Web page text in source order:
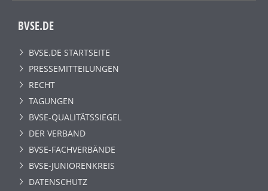
BVSE.DE
BVSE.DE STARTSEITE
PRESSEMITTEILUNGEN
RECHT
TAGUNGEN
BVSE-QUALITÄTSSIEGEL
DER VERBAND
BVSE-FACHVERBÄNDE
BVSE-JUNIORENKREIS
DATENSCHUTZ